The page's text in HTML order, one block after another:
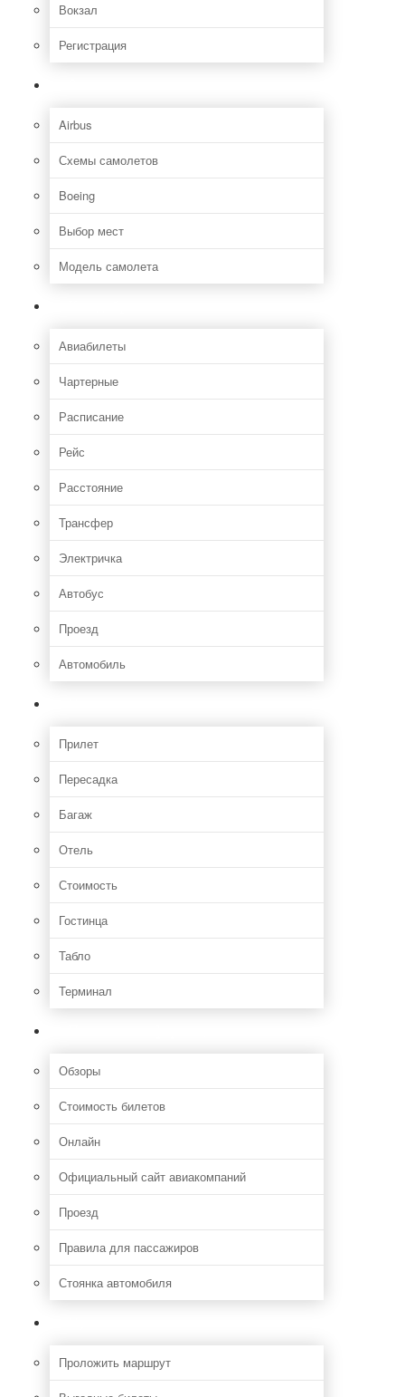
Вокзал
Регистрация
Airbus
Схемы самолетов
Boeing
Выбор мест
Модель самолета
Авиабилеты
Чартерные
Расписание
Рейс
Расстояние
Трансфер
Электричка
Автобус
Проезд
Автомобиль
Прилет
Пересадка
Багаж
Отель
Стоимость
Гостинца
Табло
Терминал
Обзоры
Стоимость билетов
Онлайн
Официальный сайт авиакомпаний
Проезд
Правила для пассажиров
Стоянка автомобиля
Проложить маршрут